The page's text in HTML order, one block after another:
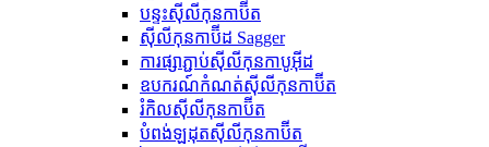
បន្ទះស៊ីលីកុនកាប៊ីត
ស៊ីលីកុនកាប៊ីដ Sagger
ការផ្សាភ្ជាប់ស៊ីលីកុនកាបូអ៊ីដ
ឧបករណ៍កំណត់ស៊ីលីកុនកាប៊ីត
រំកិលស៊ីលីកុនកាប៊ីត
បំពង់ឡដុតស៊ីលីកុនកាប៊ីត